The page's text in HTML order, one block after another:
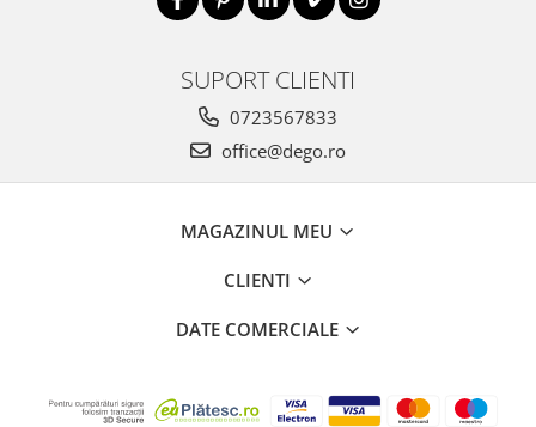
SUPORT CLIENTI
0723567833
office@dego.ro
MAGAZINUL MEU
CLIENTI
DATE COMERCIALE